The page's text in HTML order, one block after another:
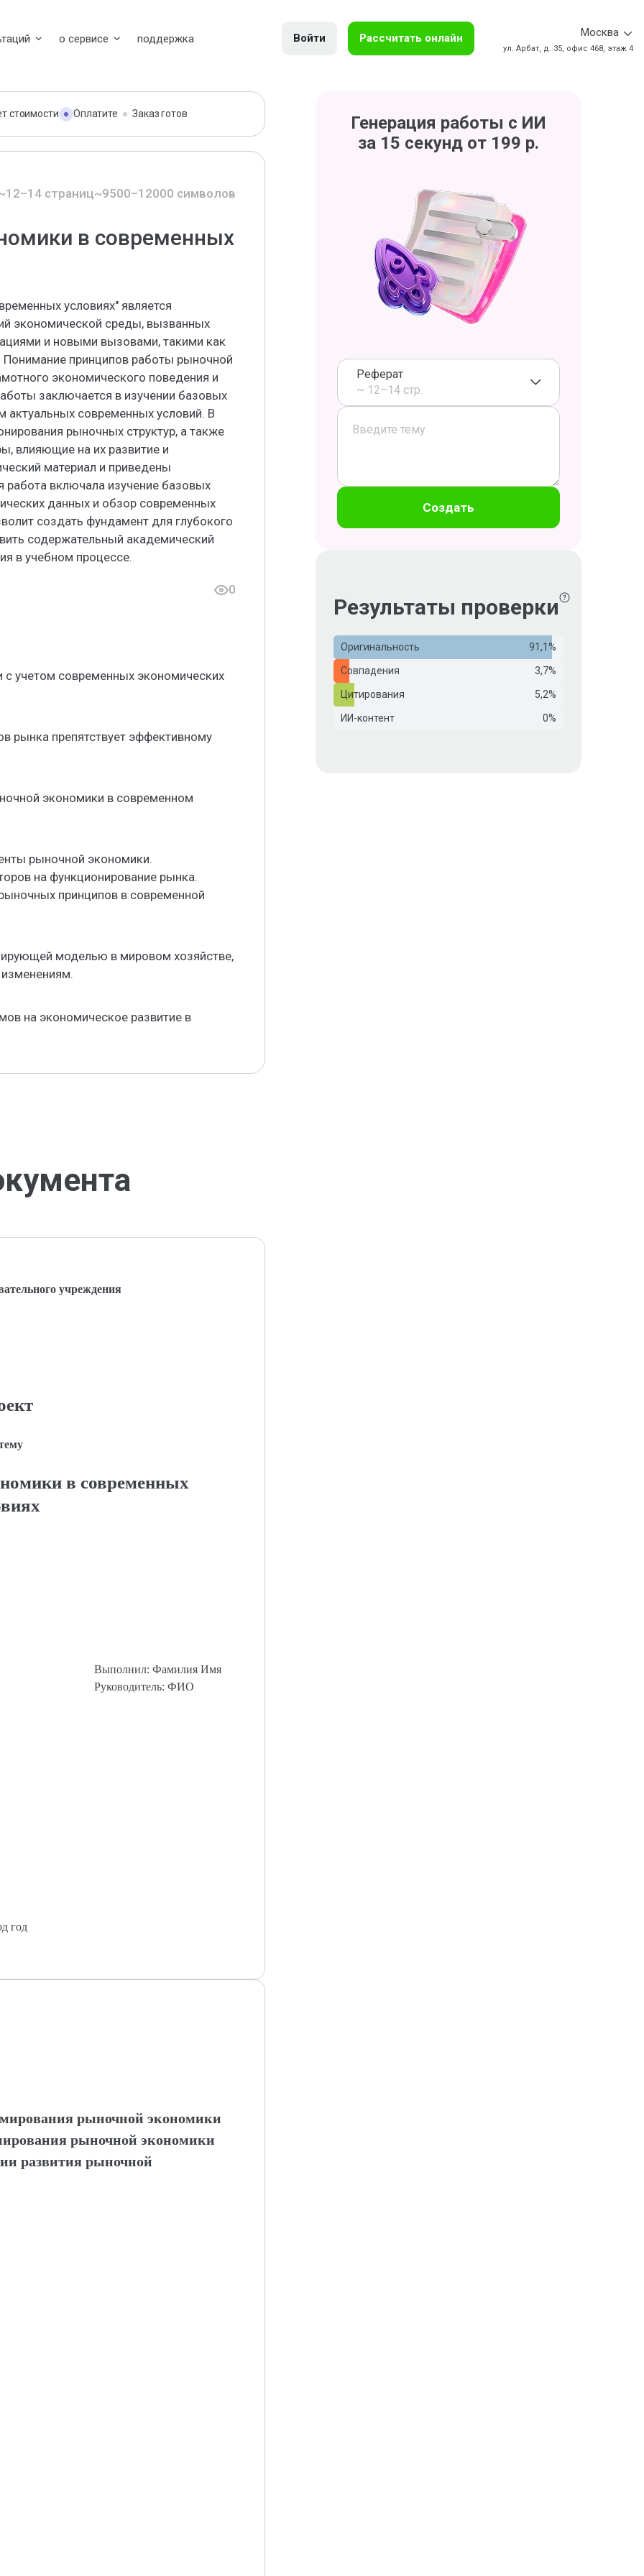
о сервисе поддержка Войти Рассчитать онлайн Москва
ул. Арбат, д. 35, офис 468, этаж 4
стоимости Оплатите Заказ готов
страниц~9500–12000 символов
в современных
условиях" является
экономической среды, вызванных
и новыми вызовами, такими как
принципов работы рыночной
экономического поведения и
заключается в изучении базовых
современных условий. В
рыночных структур, а также
влияющие на их развитие и
материал и приведены
работа включала изучение базовых
данных и обзор современных
создать фундамент для глубокого
содержательный академический
в учебном процессе.
0
учетом современных экономических
рынка препятствует эффективному
экономики в современном
рыночной экономики.
на функционирование рынка.
принципов в современной
моделью в мировом хозяйстве,
на экономическое развитие в
учреждения
в современных
Выполнил: Фамилия Имя
Руководитель: ФИО
год
рыночной экономики
рыночной экономики
развития рыночной
Генерация работы с ИИ
за 15 секунд от 199 р.
Реферат
~ 12–14 стр.
Создать
Результаты проверки
Оригинальность 91,1%
Совпадения 3,7%
Цитирования 5,2%
ИИ-контент 0%